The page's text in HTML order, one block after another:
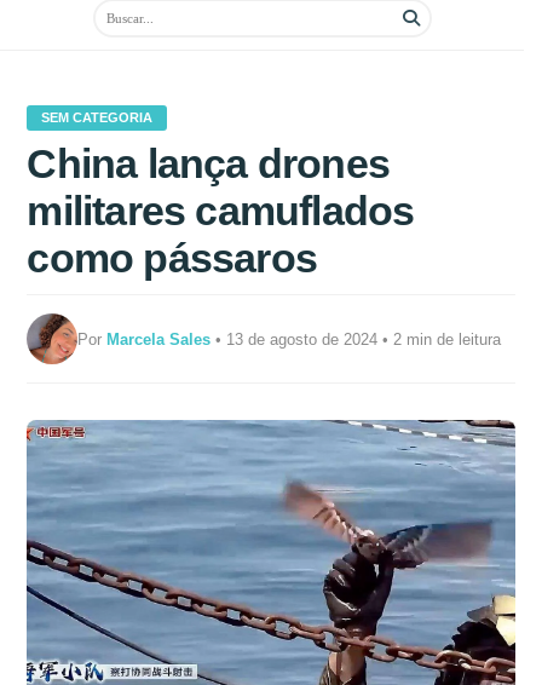
SEM CATEGORIA
China lança drones
militares camuflados
como pássaros
PorMarcela Sales • 13 de agosto de 2024 • 2 min de leitura